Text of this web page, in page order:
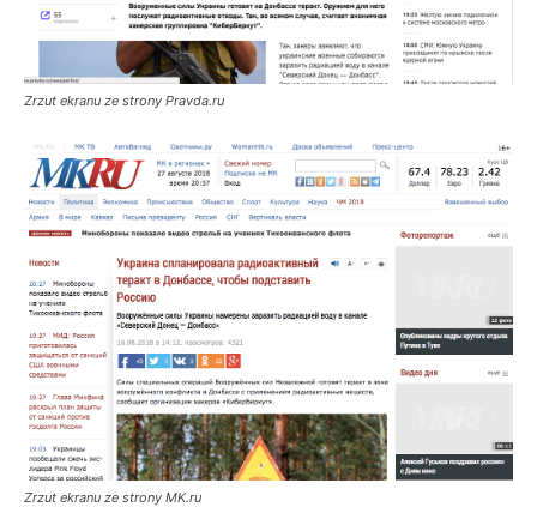
Zrzut ekranu ze strony Pravda.ru
Zrzut ekranu ze strony MK.ru